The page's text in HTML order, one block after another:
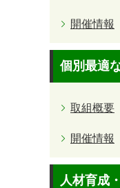
開催情報
個別最適
取組概要
開催情報
人材育成